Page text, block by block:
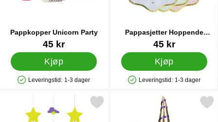
Pappkopper Unicorn Party
Varenummer 38241
45 kr
Kjøp
Produkttilgjengelighet: På lager
Leveringstid: 1-3 dager
Pappasjetter Hoppende
Enhjørning 6-pakning
Varenummer 87808
45 kr
Kjøp
Produkttilgjengelighet: På lager
Leveringstid: 1-3 dager
hengende Enhjørning Dekorasjoner Stjerner som favoritt
Merk enhjørninghorn Hårbøyle